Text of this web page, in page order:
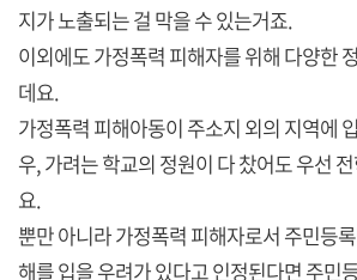
지가 노출되는 걸 막을 수 있는거죠.
이외에도 가정폭력 피해자를 위해 다양한
데요.
가정폭력 피해아동이 주소지 외의 지역에
우, 가려는 학교의 정원이 다 찼어도 우선
요.
뿐만 아니라 가정폭력 피해자로서 주민등
해를 입을 우려가 있다고 인정된다면 주민